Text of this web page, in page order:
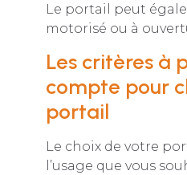
Le portail peut
motorisé ou à
Les critères à
compte pour
portail
Le choix de votre
l’usage que vous